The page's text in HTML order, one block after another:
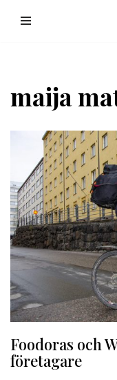
maija
Foodoras och
företagare